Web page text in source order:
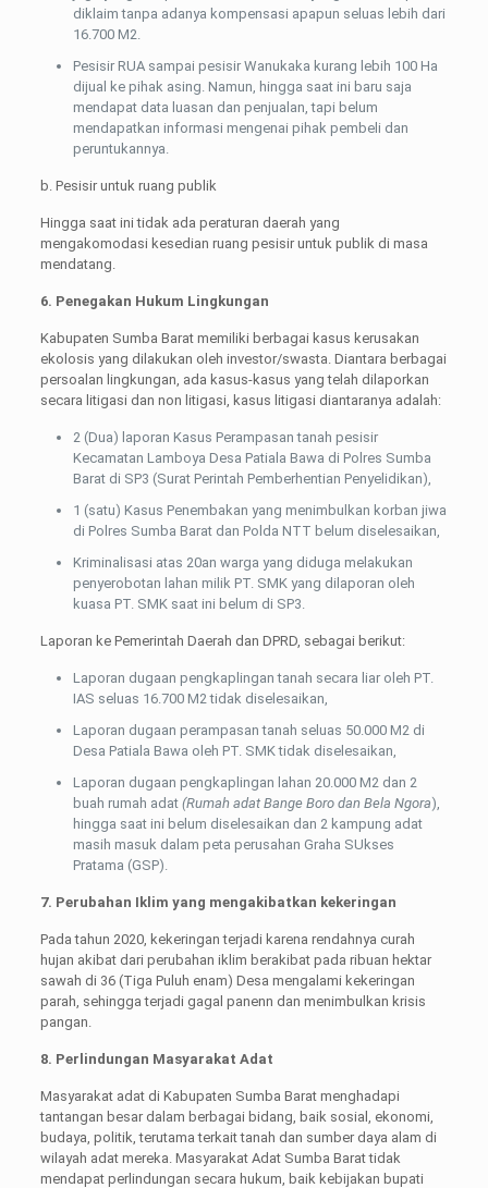
diklaim tanpa adanya kompensasi apapun seluas lebih dari
16.700 M2.
Pesisir RUA sampai pesisir Wanukaka kurang lebih 100 Ha
dijual ke pihak asing. Namun, hingga saat ini baru saja
mendapat data luasan dan penjualan, tapi belum
mendapatkan informasi mengenai pihak pembeli dan
peruntukannya.
b. Pesisir untuk ruang publik
Hingga saat ini tidak ada peraturan daerah yang
mengakomodasi kesedian ruang pesisir untuk publik di masa
mendatang.
6. Penegakan Hukum Lingkungan
Kabupaten Sumba Barat memiliki berbagai kasus kerusakan
ekolosis yang dilakukan oleh investor/swasta. Diantara berbagai
persoalan lingkungan, ada kasus-kasus yang telah dilaporkan
secara litigasi dan non litigasi, kasus litigasi diantaranya adalah:
2 (Dua) laporan Kasus Perampasan tanah pesisir
Kecamatan Lamboya Desa Patiala Bawa di Polres Sumba
Barat di SP3 (Surat Perintah Pemberhentian Penyelidikan),
1 (satu) Kasus Penembakan yang menimbulkan korban jiwa
di Polres Sumba Barat dan Polda NTT belum diselesaikan,
Kriminalisasi atas 20an warga yang diduga melakukan
penyerobotan lahan milik PT. SMK yang dilaporan oleh
kuasa PT. SMK saat ini belum di SP3.
Laporan ke Pemerintah Daerah dan DPRD, sebagai berikut:
Laporan dugaan pengkaplingan tanah secara liar oleh PT.
IAS seluas 16.700 M2 tidak diselesaikan,
Laporan dugaan perampasan tanah seluas 50.000 M2 di
Desa Patiala Bawa oleh PT. SMK tidak diselesaikan,
Laporan dugaan pengkaplingan lahan 20.000 M2 dan 2
buah rumah adat (Rumah adat Bange Boro dan Bela Ngora),
hingga saat ini belum diselesaikan dan 2 kampung adat
masih masuk dalam peta perusahan Graha SUkses
Pratama (GSP).
7. Perubahan Iklim yang mengakibatkan kekeringan
Pada tahun 2020, kekeringan terjadi karena rendahnya curah
hujan akibat dari perubahan iklim berakibat pada ribuan hektar
sawah di 36 (Tiga Puluh enam) Desa mengalami kekeringan
parah, sehingga terjadi gagal panenn dan menimbulkan krisis
pangan.
8. Perlindungan Masyarakat Adat
Masyarakat adat di Kabupaten Sumba Barat menghadapi
tantangan besar dalam berbagai bidang, baik sosial, ekonomi,
budaya, politik, terutama terkait tanah dan sumber daya alam di
wilayah adat mereka. Masyarakat Adat Sumba Barat tidak
mendapat perlindungan secara hukum, baik kebijakan bupati